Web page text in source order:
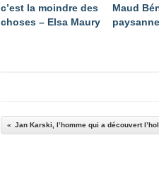
c’est la moindre des
choses – Elsa Maury
Maud